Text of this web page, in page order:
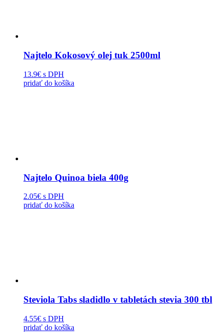
Najtelo Kokosový olej tuk 2500ml
13.9€ s DPH
pridať do košíka
Najtelo Quinoa biela 400g
2.05€ s DPH
pridať do košíka
Steviola Tabs sladidlo v tabletách stevia 300 tbl
4.55€ s DPH
pridať do košíka